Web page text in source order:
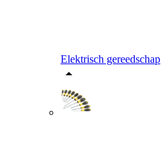
Elektrisch gereedschap